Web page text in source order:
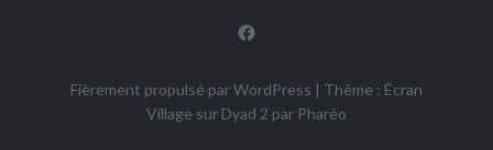
Facebook
Fièrement propulsé par WordPress | Thème : Écran
Village sur Dyad 2 par Pharéo